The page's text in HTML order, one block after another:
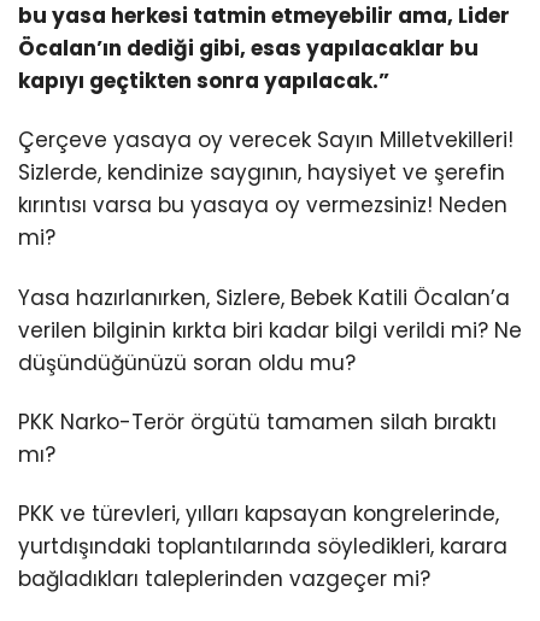
bu yasa herkesi tatmin etmeyebilir ama, Lider
Öcalan’ın dediği gibi, esas yapılacaklar bu
kapıyı geçtikten sonra yapılacak.”
Çerçeve yasaya oy verecek Sayın Milletvekilleri!
Sizlerde, kendinize saygının, haysiyet ve şerefin
kırıntısı varsa bu yasaya oy vermezsiniz! Neden
mi?
Yasa hazırlanırken, Sizlere, Bebek Katili Öcalan’a
verilen bilginin kırkta biri kadar bilgi verildi mi? Ne
düşündüğünüzü soran oldu mu?
PKK Narko-Terör örgütü tamamen silah bıraktı
mı?
PKK ve türevleri, yılları kapsayan kongrelerinde,
yurtdışındaki toplantılarında söyledikleri, karara
bağladıkları taleplerinden vazgeçer mi?